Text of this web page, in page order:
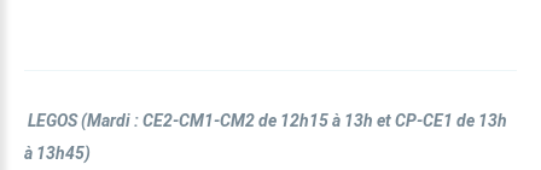
LEGOS(Mardi :CE2-CM1-CM2de 12h15 à 13h etCP-CE1 de 13h
à 13h45)